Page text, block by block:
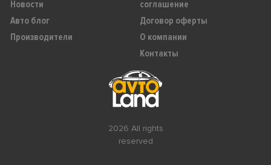
2026 All rights
reserved
Новости
Авто блог
Производители
соглашение
Договор оферты
О компании
Контакты